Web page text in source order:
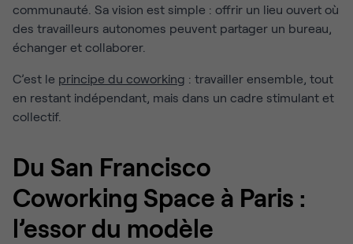
communauté. Sa vision est simple : offrir un lieu ouvert où
des travailleurs autonomes peuvent partager un bureau,
échanger et collaborer.
C’est le principe du coworking : travailler ensemble, tout
en restant indépendant, mais dans un cadre stimulant et
collectif.
Du San Francisco
Coworking Space à Paris :
l’essor du modèle